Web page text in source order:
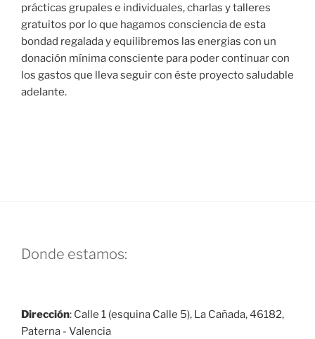
prácticas grupales e individuales, charlas y talleres
gratuitos por lo que hagamos consciencia de esta
bondad regalada y equilibremos las energias con un
donación mínima consciente para poder continuar con
los gastos que lleva seguir con éste proyecto saludable
adelante.
Donde estamos:
Dirección: Calle 1 (esquina Calle 5), La Cañada, 46182,
Paterna - Valencia